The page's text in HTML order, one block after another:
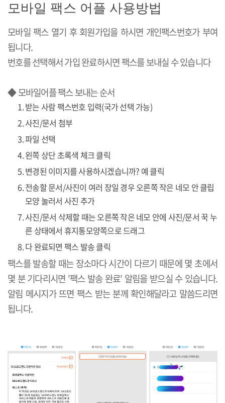
모바일 팩스 어플 사용방법
모바일 팩스 열기 후 회원가입을 하시면 개인팩스번호가 부여
됩니다.
번호를 선택해서 가입 완료하시면 팩스를 보내실 수 있습니다
◆ 모바일어플 팩스 보내는 순서
받는 사람 팩스번호 입력(국가 선택 가능)
사진/문서 첨부
파일 선택
왼쪽 상단 초록색 체크 클릭
변경된 이미지를 사용하시겠습니까? 예 클릭
전송할 문서/사진이 여러 장일 경우 오른쪽 작은 네모 안 클립
모양 눌러서 사진 추가
사진/문서 삭제할 때는 오른쪽 작은 네모 안에 사진/문서 꾹 누
른 상태에서 휴지통모양쪽으로 드래그
다 완료되면 팩스 발송 클릭
팩스를 발송할 때는 장소마다 시간이 다르기 때문에 몇 초에서
몇 분 기다리시면 '팩스 발송 완료' 알림을 받으실 수 있습니다.
알림 메시지가 뜨면 팩스 받는 분께 확인해달라고 말씀드리면
됩니다.